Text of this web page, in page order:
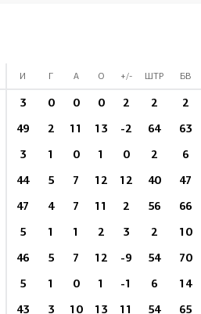
И Г А О +/- ШТР БВ
3 0 0 0 2 2 2
49 2 11 13 -2 64 63
3 1 0 1 0 2 6
44 5 7 12 12 40 47
47 4 7 11 2 56 66
5 1 1 2 3 2 10
46 5 7 12 -9 54 70
5 1 0 1 -1 6 14
43 3 10 13 11 54 65